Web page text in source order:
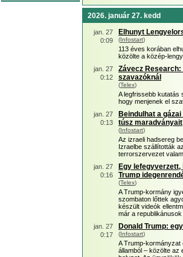
2026. január 27. kedd
jan. 27
0:09
Elhunyt
(Infostart)
113 éves korában
közölte a közép-
jan. 27
0:12
Závecz
szavazóknál
(Telex)
A legfrissebb kutatás
hogy menjenek el
jan. 27
0:13
Beindulhat a
túsz maradványait
(Infostart)
Az izraeli hadsereg
Izraelbe szállították
terrorszervezet
jan. 27
0:16
Egy
Trump
(Telex)
A Trump-kormány
szombaton lőttek
készült videók
már a
jan. 27
0:17
Donald Trump:
(Infostart)
A Trump-kormányzat
államból – közölte az